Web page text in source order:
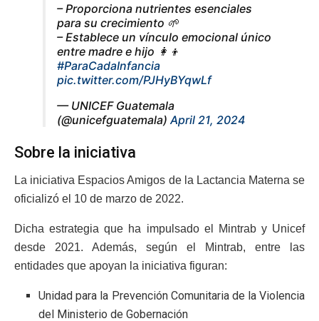
– Proporciona nutrientes esenciales
para su crecimiento 🌱
– Establece un vínculo emocional único
entre madre e hijo 👩‍👦
#ParaCadaInfancia
pic.twitter.com/PJHyBYqwLf
— UNICEF Guatemala
(@unicefguatemala) April 21, 2024
Sobre la iniciativa
La iniciativa Espacios Amigos de la Lactancia Materna se
oficializó el 10 de marzo de 2022.
Dicha estrategia que ha impulsado el Mintrab y Unicef
desde 2021. Además, según el Mintrab, entre las
entidades que apoyan la iniciativa figuran:
Unidad para la Prevención Comunitaria de la Violencia
del Ministerio de Gobernación